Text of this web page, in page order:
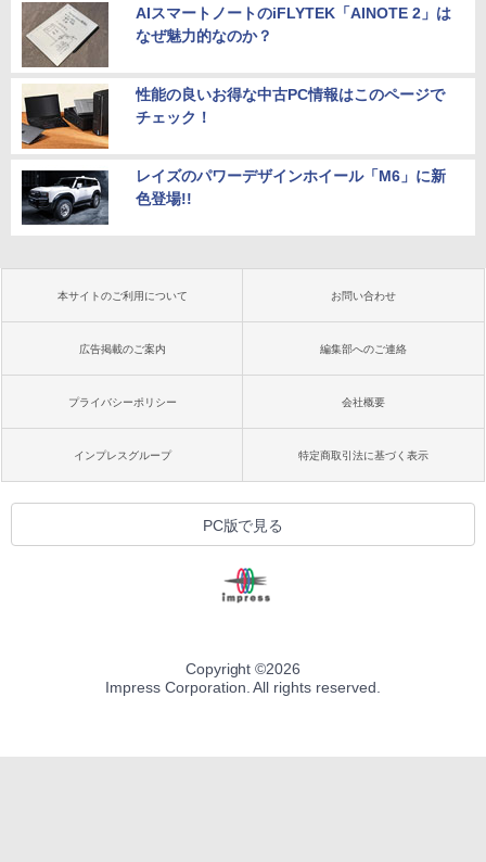
AIスマートノートのiFLYTEK「AINOTE 2」は
なぜ魅力的なのか？
性能の良いお得な中古PC情報はこのページで
チェック！
レイズのパワーデザインホイール「M6」に新
色登場!!
本サイトのご利用について お問い合わせ
広告掲載のご案内 編集部へのご連絡
プライバシーポリシー 会社概要
インプレスグループ 特定商取引法に基づく表示
PC版で見る
Copyright ©2026
Impress Corporation. All rights reserved.